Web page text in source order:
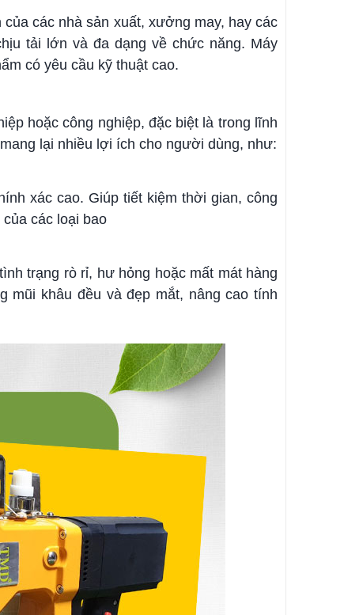
các nhà sản xuất, xưởng may, hay các
tải lớn và đa dạng về chức năng. Máy
có yêu cầu kỹ thuật cao.
hoặc công nghiệp, đặc biệt là trong lĩnh
mang lại nhiều lợi ích cho người dùng, như:
xác cao. Giúp tiết kiệm thời gian, công
các loại bao
trạng rò rỉ, hư hỏng hoặc mất mát hàng
mũi khâu đều và đẹp mắt, nâng cao tính